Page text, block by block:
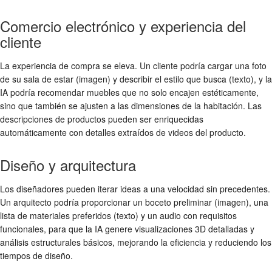
Comercio electrónico y experiencia del
cliente
La experiencia de compra se eleva. Un cliente podría cargar una foto
de su sala de estar (imagen) y describir el estilo que busca (texto), y la
IA podría recomendar muebles que no solo encajen estéticamente,
sino que también se ajusten a las dimensiones de la habitación. Las
descripciones de productos pueden ser enriquecidas
automáticamente con detalles extraídos de videos del producto.
Diseño y arquitectura
Los diseñadores pueden iterar ideas a una velocidad sin precedentes.
Un arquitecto podría proporcionar un boceto preliminar (imagen), una
lista de materiales preferidos (texto) y un audio con requisitos
funcionales, para que la IA genere visualizaciones 3D detalladas y
análisis estructurales básicos, mejorando la eficiencia y reduciendo los
tiempos de diseño.